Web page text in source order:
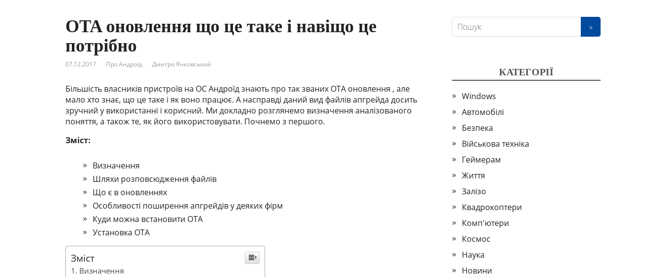
OTA оновлення що це таке і навіщо це
потрібно
07.12.2017 Про Андроїд Дмитро Янковський
Більшість власників пристроїв на ОС Андроїд знають про так званих OTA оновлення , але
мало хто знає, що це таке і як воно працює. А насправді даний вид файлів апгрейда досить
зручний у використанні і корисний. Ми докладно розглянемо визначення аналізованого
поняття, а також те, як його використовувати. Почнемо з першого.
Зміст:
Визначення
Шляхи розповсюдження файлів
Що є в оновленнях
Особливості поширення апгрейдів у деяких фірм
Куди можна встановити ОТА
Установка OTA
Зміст
Визначення
КАТЕГОРІЇ
Windows
Автомобілі
Безпека
Військова техніка
Геймерам
Життя
Залізо
Квадрокоптери
Комп'ютери
Космос
Наука
Новини